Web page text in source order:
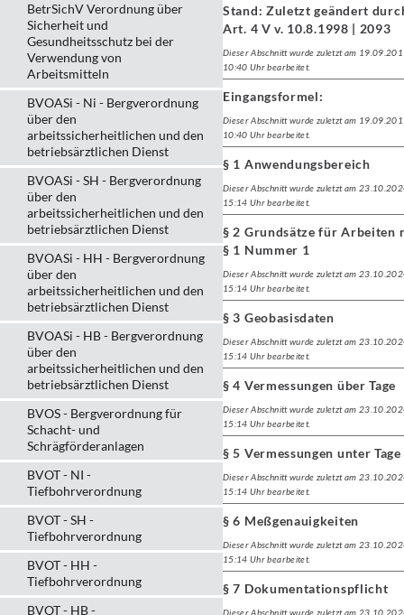
BetrSichV Verordnung über
Sicherheit und
Gesundheitsschutz bei der
Verwendung von
Arbeitsmitteln
BVOASi - Ni - Bergverordnung
über den
arbeitssicherheitlichen und den
betriebsärztlichen Dienst
BVOASi - SH - Bergverordnung
über den
arbeitssicherheitlichen und den
betriebsärztlichen Dienst
BVOASi - HH - Bergverordnung
über den
arbeitssicherheitlichen und den
betriebsärztlichen Dienst
BVOASi - HB - Bergverordnung
über den
arbeitssicherheitlichen und den
betriebsärztlichen Dienst
BVOS - Bergverordnung für
Schacht- und
Schrägförderanlagen
BVOT - NI -
Tiefbohrverordnung
BVOT - SH -
Tiefbohrverordnung
BVOT - HH -
Tiefbohrverordnung
BVOT - HB -
Stand: Zuletzt geändert
Art. 4 V v. 10.8.1998 | 2093
Dieser Abschnitt wurde zuletzt am
10:40 Uhr bearbeitet.
Eingangsformel:
Dieser Abschnitt wurde zuletzt am
10:40 Uhr bearbeitet.
§ 1 Anwendungsbereich
Dieser Abschnitt wurde zuletzt am
15:14 Uhr bearbeitet.
§ 2 Grundsätze für Arbeiten
§ 1 Nummer 1
Dieser Abschnitt wurde zuletzt am
15:14 Uhr bearbeitet.
§ 3 Geobasisdaten
Dieser Abschnitt wurde zuletzt am
15:14 Uhr bearbeitet.
§ 4 Vermessungen über Tage
Dieser Abschnitt wurde zuletzt am
15:14 Uhr bearbeitet.
§ 5 Vermessungen unter Tage
Dieser Abschnitt wurde zuletzt am
15:14 Uhr bearbeitet.
§ 6 Meßgenauigkeiten
Dieser Abschnitt wurde zuletzt am
15:14 Uhr bearbeitet.
§ 7 Dokumentationspflicht
Dieser Abschnitt wurde zuletzt am